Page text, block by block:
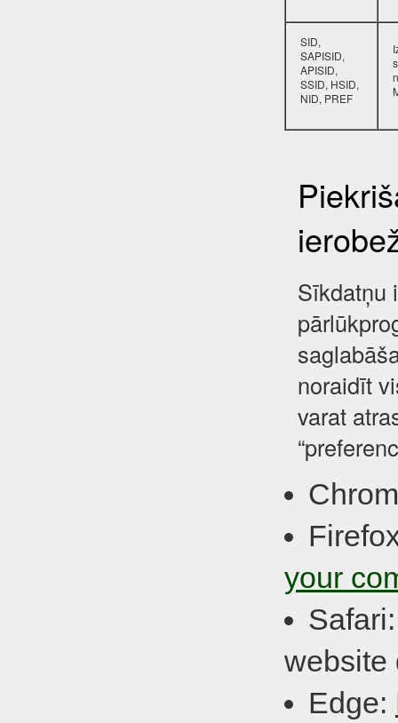
SID,
SAPISID,
APISID,
SSID, HSID,
NID, PREF
Sīkdatņu
noraidīt
varat
your
website
Edge: